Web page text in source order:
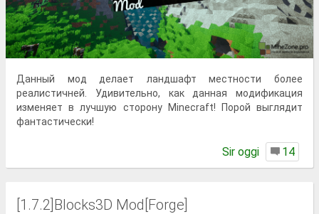
Данный мод делает ландшафт местности более
реалистичней. Удивительно, как данная модификация
изменяет в лучшую сторону Minecraft! Порой выглядит
фантастически!
Sir oggi 14
[1.7.2]Blocks3D Mod[Forge]